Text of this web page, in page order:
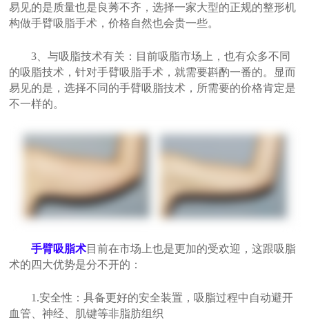
易见的是质量也是良莠不齐，选择一家大型的正规的整形机
构做手臂吸脂手术，价格自然也会贵一些。
3、与吸脂技术有关：目前吸脂市场上，也有众多不同
的吸脂技术，针对手臂吸脂手术，就需要斟酌一番的。显而
易见的是，选择不同的手臂吸脂技术，所需要的价格肯定是
不一样的。
手臂吸脂术目前在市场上也是更加的受欢迎，这跟吸脂
术的四大优势是分不开的：
1.安全性：具备更好的安全装置，吸脂过程中自动避开
血管、神经、肌键等非脂肪组织